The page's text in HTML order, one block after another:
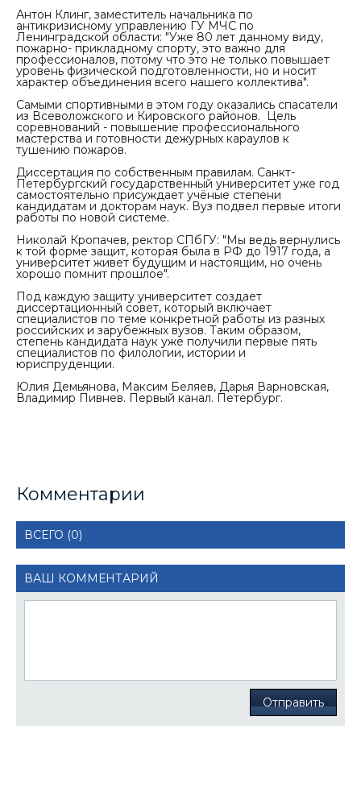
Антон Клинг, заместитель начальника по
антикризисному управлению ГУ МЧС по
Ленинградской области: "Уже 80 лет данному виду,
пожарно- прикладному спорту, это важно для
профессионалов, потому что это не только повышает
уровень физической подготовленности, но и носит
характер объединения всего нашего коллектива".
Самыми спортивными в этом году оказались спасатели
из Всеволожского и Кировского районов. Цель
соревнований - повышение профессионального
мастерства и готовности дежурных караулов к
тушению пожаров.
Диссертация по собственным правилам. Санкт-
Петербургский государственный университет уже год
самостоятельно присуждает учёные степени
кандидатам и докторам наук. Вуз подвел первые итоги
работы по новой системе.
Николай Кропачев, ректор СПбГУ: "Мы ведь вернулись
к той форме защит, которая была в РФ до 1917 года, а
университет живет будущим и настоящим, но очень
хорошо помнит прошлое".
Под каждую защиту университет создает
диссертационный совет, который включает
специалистов по теме конкретной работы из разных
российских и зарубежных вузов. Таким образом,
степень кандидата наук уже получили первые пять
специалистов по филологии, истории и
юриспруденции.
Юлия Демьянова, Максим Беляев, Дарья Варновская,
Владимир Пивнев. Первый канал. Петербург.
Комментарии
ВСЕГО (0)
ВАШ КОММЕНТАРИЙ
Отправить